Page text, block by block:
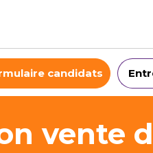
candidats
vente